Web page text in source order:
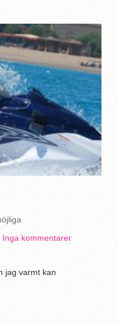
Inga kommentarer
jag varmt kan